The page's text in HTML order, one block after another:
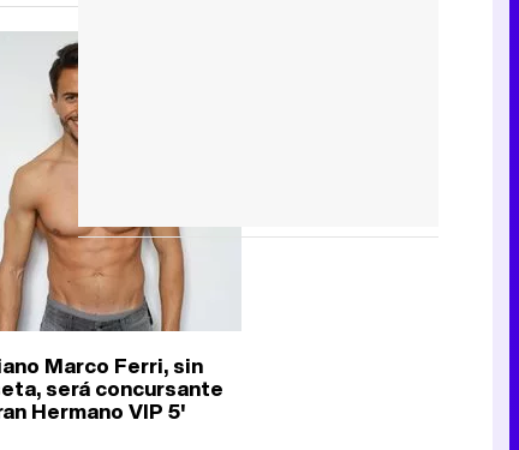
Marco Ferri, sin
será concursante
Hermano VIP 5'